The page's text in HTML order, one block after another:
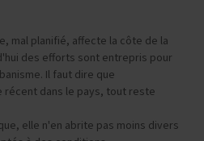
mal planifié, affecte la côte de la
des efforts sont entrepris pour
Il faut dire que
récent dans le pays, tout reste
elle n'en abrite pas moins divers